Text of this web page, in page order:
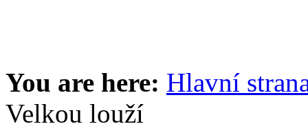
You are here: Hlavní
Velkou louží